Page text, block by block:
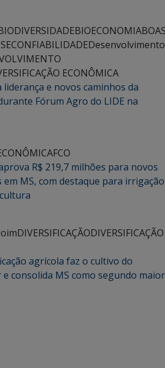
BIOECONOMIA
CONFIABILIDADEDesenvolvimento
ECONÔMICA
liderança e novos caminhos da
Fórum Agro do LIDE na
FCO
R$ 219,7 milhões para novos
MS, com destaque para irrigação
DIVERSIFICAÇÃODIVERSIFICAÇÃO
agrícola faz o cultivo do
consolida MS como segundo maior